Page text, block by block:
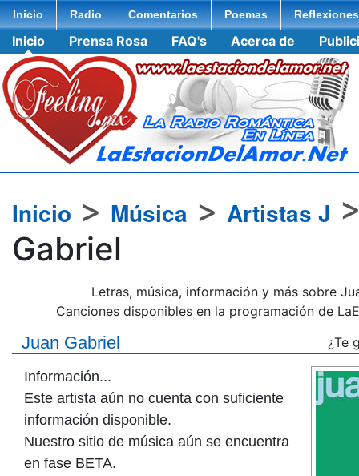
Inicio Radio Comentarios Poemas Reflexiones
Inicio Prensa Rosa FAQ's Acerca de
Inicio > Música > Artistas J
Gabriel
Letras, música, información y más sobre
Canciones disponibles en la programación de
¿Te
Juan Gabriel
Información...
Este artista aún no cuenta con suficiente
información disponible.
Nuestro sitio de música aún se encuentra
en fase BETA.